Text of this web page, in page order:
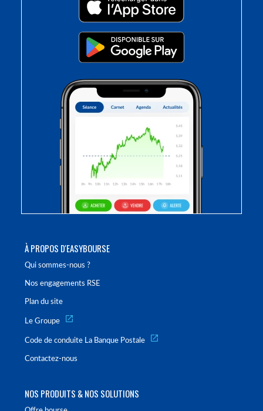
À PROPOS D'EASYBOURSE
Qui sommes-nous ?
Nos engagements RSE
Plan du site
Le Groupe
Code de conduite La Banque Postale
Contactez-nous
NOS PRODUITS & NOS SOLUTIONS